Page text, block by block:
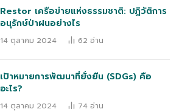
Restor เครือข่ายแห่งธรรมชาติ: ปฏิวัติการ
อนุรักษ์ป่าฝนอย่างไร
14 ตุลาคม 2024 62 อ่าน
เป้าหมายการพัฒนาที่ยั่งยืน (SDGs) คือ
อะไร?
14 ตุลาคม 2024 74 อ่าน